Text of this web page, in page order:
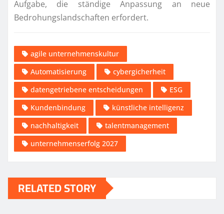
Aufgabe, die ständige Anpassung an neue
Bedrohungslandschaften erfordert.
agile unternehmenskultur
Automatisierung
cybergicherheit
datengetriebene entscheidungen
ESG
Kundenbindung
künstliche intelligenz
nachhaltigkeit
talentmanagement
unternehmenserfolg 2027
RELATED STORY